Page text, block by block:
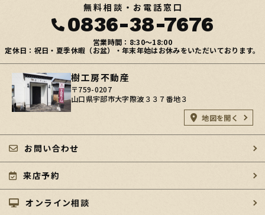
無料相談・お電話窓口
0836-38-7676
営業時間：8:30〜18:00
定休日：祝日・夏季休暇（お盆）・年末年始はお休みをいただいております。
樹工房不動産
〒759-0207
山口県宇部市大字際波３３７番地３
地図を開く
お問い合わせ
来店予約
オンライン相談